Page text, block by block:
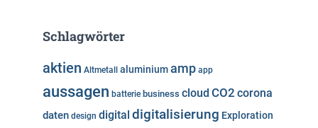
Schlagwörter
aktien Altmetall aluminiumamp app
aussagen batterie business cloud CO2 corona
daten design digital digitalisierung Exploration